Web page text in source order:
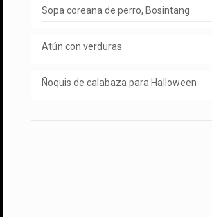
Sopa coreana de perro, Bosintang
Atún con verduras
Ñoquis de calabaza para Halloween